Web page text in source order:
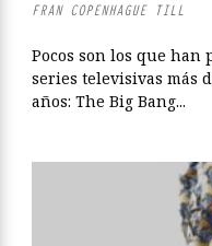
FRAN COPENHAGUE TILL
Pocos son los que han
series televisivas más
años: The Big Bang...